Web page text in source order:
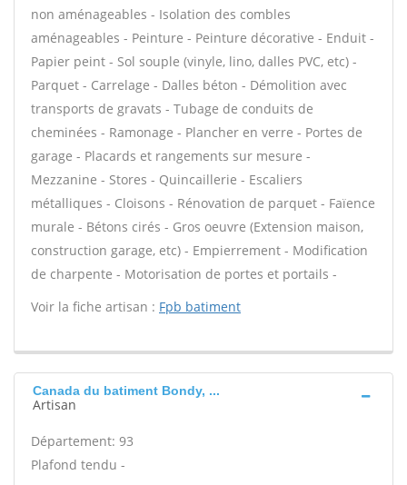
non aménageables - Isolation des combles
aménageables - Peinture - Peinture décorative - Enduit -
Papier peint - Sol souple (vinyle, lino, dalles PVC, etc) -
Parquet - Carrelage - Dalles béton - Démolition avec
transports de gravats - Tubage de conduits de
cheminées - Ramonage - Plancher en verre - Portes de
garage - Placards et rangements sur mesure -
Mezzanine - Stores - Quincaillerie - Escaliers
métalliques - Cloisons - Rénovation de parquet - Faïence
murale - Bétons cirés - Gros oeuvre (Extension maison,
construction garage, etc) - Empierrement - Modification
de charpente - Motorisation de portes et portails -
Voir la fiche artisan : Fpb batiment
Canada du batiment Bondy, ...
Artisan
Département: 93
Plafond tendu -